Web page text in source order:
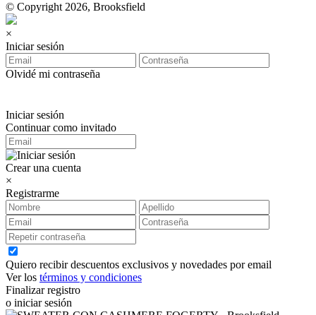
© Copyright 2026, Brooksfield
×
Iniciar sesión
Olvidé mi contraseña
Iniciar sesión
Continuar como invitado
Crear una cuenta
×
Registrarme
Quiero recibir descuentos exclusivos y novedades por email
Ver los términos y condiciones
Finalizar registro
o iniciar sesión